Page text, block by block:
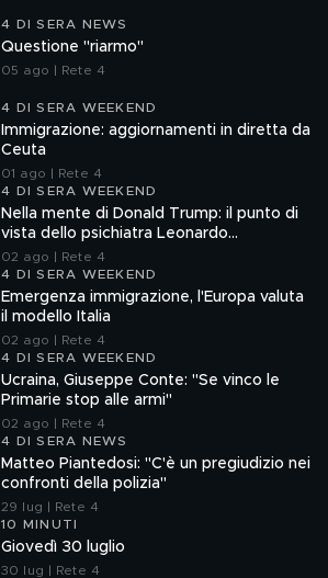
4 DI SERA NEWS
Questione "riarmo"
05 ago | Rete 4
4 DI SERA WEEKEND
Immigrazione: aggiornamenti in diretta da
Ceuta
01 ago | Rete 4
4 DI SERA WEEKEND
Nella mente di Donald Trump: il punto di
vista dello psichiatra Leonardo
Mendolicchio
02 ago | Rete 4
4 DI SERA WEEKEND
Emergenza immigrazione, l'Europa valuta
il modello Italia
02 ago | Rete 4
4 DI SERA WEEKEND
Ucraina, Giuseppe Conte: "Se vinco le
Primarie stop alle armi"
02 ago | Rete 4
4 DI SERA NEWS
Matteo Piantedosi: "C'è un pregiudizio nei
confronti della polizia"
29 lug | Rete 4
10 MINUTI
Giovedì 30 luglio
30 lug | Rete 4